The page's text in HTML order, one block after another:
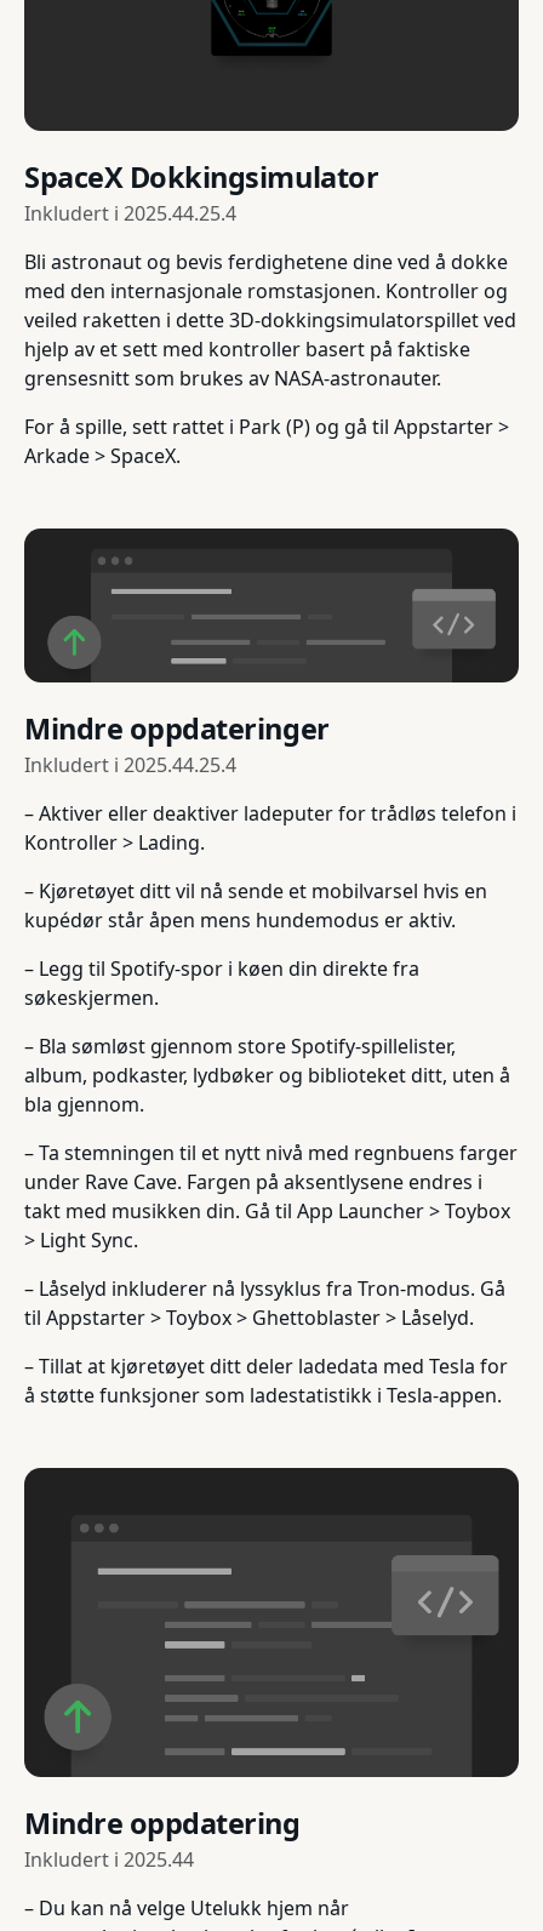
SpaceX Dokkingsimulator
Inkludert i 2025.44.25.4
Bli astronaut og bevis ferdighetene dine ved å dokke
med den internasjonale romstasjonen. Kontroller og
veiled raketten i dette 3D-dokkingsimulatorspillet ved
hjelp av et sett med kontroller basert på faktiske
grensesnitt som brukes av NASA-astronauter.
For å spille, sett rattet i Park (P) og gå til Appstarter >
Arkade > SpaceX.
Mindre oppdateringer
Inkludert i 2025.44.25.4
– Aktiver eller deaktiver ladeputer for trådløs telefon i
Kontroller > Lading.
– Kjøretøyet ditt vil nå sende et mobilvarsel hvis en
kupédør står åpen mens hundemodus er aktiv.
– Legg til Spotify-spor i køen din direkte fra
søkeskjermen.
– Bla sømløst gjennom store Spotify-spillelister,
album, podkaster, lydbøker og biblioteket ditt, uten å
bla gjennom.
– Ta stemningen til et nytt nivå med regnbuens farger
under Rave Cave. Fargen på aksentlysene endres i
takt med musikken din. Gå til App Launcher > Toybox
> Light Sync.
– Låselyd inkluderer nå lyssyklus fra Tron-modus. Gå
til Appstarter > Toybox > Ghettoblaster > Låselyd.
– Tillat at kjøretøyet ditt deler ladedata med Tesla for
å støtte funksjoner som ladestatistikk i Tesla-appen.
Mindre oppdatering
Inkludert i 2025.44
– Du kan nå velge Utelukk hjem når